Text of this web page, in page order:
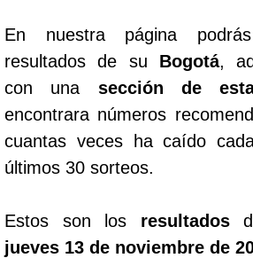
En nuestra página
resultados de su Bogotá,
con una sección de
encontrara números
cuantas veces ha caído
últimos 30 sorteos.
Estos son los resultados
jueves 13 de noviembre de